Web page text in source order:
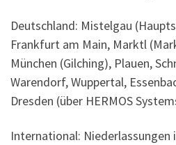
Deutschland: Mistelgau
Frankfurt am Main, Marktl
München (Gilching), Plauen,
Warendorf, Wuppertal,
Dresden (über HERMOS
International: Niederlassungen